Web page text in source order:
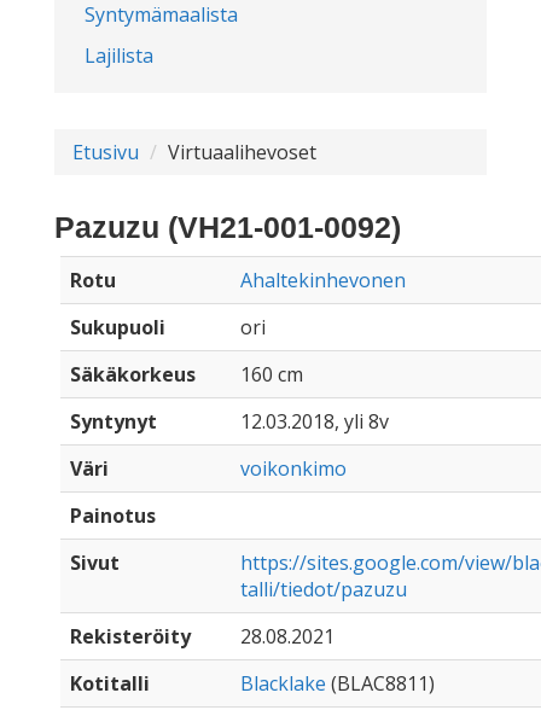
Syntymämaalista
Lajilista
Etusivu Virtuaalihevoset
Pazuzu (VH21-001-0092)
Rotu
Ahaltekinhevonen
Sukupuoli
ori
Säkäkorkeus
160 cm
Syntynyt
12.03.2018, yli 8v
Väri
voikonkimo
Painotus
Sivut
https://sites.google.com/view/
talli/tiedot/pazuzu
Rekisteröity
28.08.2021
Kotitalli
Blacklake (BLAC8811)